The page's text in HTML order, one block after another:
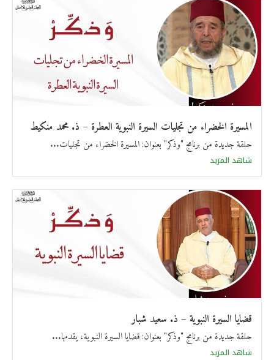
المسيرة الخضراء من تجليات السيرة النبوية العطرة – ذ. محمد منكيط
حلقة جديدة من برنامج "وذكر" بعنوان: المسيرة الخضراء من تجليات...
شاهد المزيد
قضايا السيرة النبوية – ذ. سعيد شبار
حلقة جديدة من برنامج "وذكر" بعنوان: قضايا السيرة النبوية، يقدمها...
شاهد المزيد